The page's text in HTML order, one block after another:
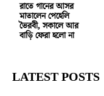
রাতে গানের আসর
মাতালেন পেহেলি
ভৈরবী, সকালে আর
বাড়ি ফেরা হলো না
LATEST POSTS